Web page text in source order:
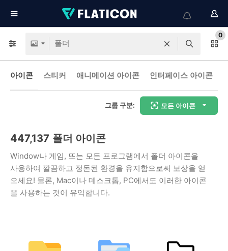
0
아이콘 스티커 애니메이션 아이콘 인터페이스 아이콘
그룹 구분: 모든 아이콘
447,137 폴더 아이콘
Window나 게임, 또는 모든 프로그램에서 폴더 아이콘을
사용하여 깔끔하고 정돈된 환경을 유지함으로써 보상을 얻
으세요! 물론, Mac이나 데스크톱, PC에서도 이러한 아이콘
을 사용하는 것이 유익합니다.